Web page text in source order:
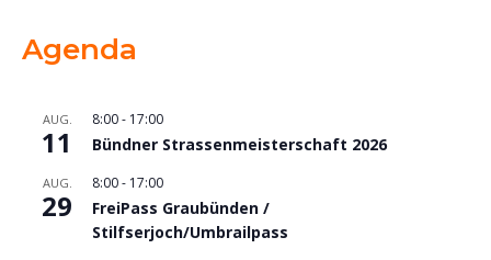
Agenda
AUG.
11
8:00- 17:00
Bündner Strassenmeisterschaft 2026
AUG.
29
8:00- 17:00
FreiPass Graubünden /
Stilfserjoch/Umbrailpass